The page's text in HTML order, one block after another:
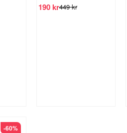
449 kr
190 kr
-60%